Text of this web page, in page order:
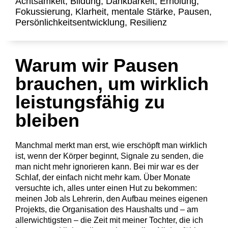
Fokussierung, Klarheit, mentale Stärke, Pausen,
Persönlichkeitsentwicklung, Resilienz
Warum wir Pausen
brauchen, um wirklich
leistungsfähig zu
bleiben
Manchmal merkt man erst, wie erschöpft man wirklich
ist, wenn der Körper beginnt, Signale zu senden, die
man nicht mehr ignorieren kann. Bei mir war es der
Schlaf, der einfach nicht mehr kam. Über Monate
versuchte ich, alles unter einen Hut zu bekommen:
meinen Job als Lehrerin, den Aufbau meines eigenen
Projekts, die Organisation des Haushalts und – am
allerwichtigsten – die Zeit mit meiner Tochter, die ich